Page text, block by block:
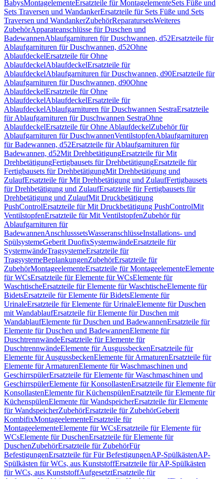
BabysMontagelementeErsatzteile für MontagelementeSets Füße und
Sets Traversen und WandankerErsatzteile für Sets Füße und Sets
Traversen und WandankerZubehörReparatursetsWeiteres
ZubehörApparateanschlüsse für Duschen und
BadewannenAblaufgarnituren für Duschwannen, d52Ersatzteile für
Ablaufgarnituren für Duschwannen, d52Ohne
AblaufdeckelErsatzteile für Ohne
AblaufdeckelAblaufdeckelErsatzteile für
AblaufdeckelAblaufgarnituren für Duschwannen, d90Ersatzteile für
Ablaufgarnituren für Duschwannen, d90Ohne
AblaufdeckelErsatzteile für Ohne
AblaufdeckelAblaufdeckelErsatzteile für
AblaufdeckelAblaufgarnituren für Duschwannen SestraErsatzteile
für Ablaufgarnituren für Duschwannen SestraOhne
AblaufdeckelErsatzteile für Ohne AblaufdeckelZubehör für
Ablaufgarnituren für DuschwannenVentilstopfenAblaufgarnituren
für Badewannen, d52Ersatzteile für Ablaufgarnituren für
Badewannen, d52Mit DrehbetätigungErsatzteile für Mit
DrehbetätigungFertigbausets für DrehbetätigungErsatzteile für
Fertigbausets für DrehbetätigungMit Drehbetätigung und
ZulaufErsatzteile für Mit Drehbetätigung und ZulaufFertigbausets
für Drehbetätigung und ZulaufErsatzteile für Fertigbausets für
Drehbetätigung und ZulaufMit Druckbetätigung
PushControlErsatzteile für Mit Druckbetätigung PushControlMit
VentilstopfenErsatzteile für Mit VentilstopfenZubehör für
Ablaufgarnituren für
BadewannenAnschlusssetsWasseranschlüsseInstallations- und
SpülsystemeGeberit DuofixSystemwändeErsatzteile für
SystemwändeTragsystemeErsatzteile für
TragsystemeBeplankungenZubehörErsatzteile für
ZubehörMontageelementeErsatzteile für MontageelementeElemente
für WCsErsatzteile für Elemente für WCsElemente für
WaschtischeErsatzteile für Elemente für WaschtischeElemente für
BidetsErsatzteile für Elemente für BidetsElemente für
UrinaleErsatzteile für Elemente für UrinaleElemente für Duschen
mit WandablaufErsatzteile für Elemente für Duschen mit
WandablaufElemente für Duschen und BadewannenErsatzteile für
Elemente für Duschen und BadewannenElemente für
DuschtrennwändeErsatzteile für Elemente für
DuschtrennwändeElemente für AusgussbeckenErsatzteile für
Elemente für AusgussbeckenElemente für ArmaturenErsatzteile für
Elemente für ArmaturenElemente für Waschmaschinen und
GeschirrspülerErsatzteile für Elemente für Waschmaschinen und
GeschirrspülerElemente für KonsollastenErsatzteile für Elemente für
KonsollastenElemente für KüchenspülenErsatzteile für Elemente für
KüchenspülenElemente für WandspeicherErsatzteile für Elemente
für WandspeicherZubehörErsatzteile für ZubehörGeberit
KombifixMontageelementeErsatzteile für
MontageelementeElemente für WCsErsatzteile für Elemente für
WCsElemente für DuschenErsatzteile für Elemente für
DuschenZubehörErsatzteile für ZubehörFür
BefestigungenErsatzteile für Für BefestigungenAP-SpülkästenAP-
Spülkästen für WCs, aus KunststoffErsatzteile für AP-Spülkästen
für WCs, aus KunststoffAufgesetztErsatzteile für